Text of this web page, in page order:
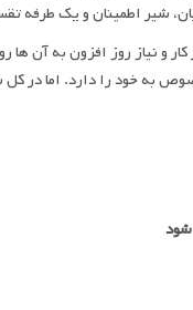
شیر اطمینان و یک طرفه
کار و نیاز روز افزون به آن
به خود را دارد. اما در
شود